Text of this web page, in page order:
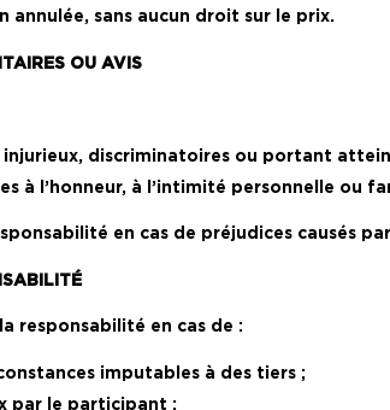
annulée, sans aucun droit sur le prix.
OU AVIS
injurieux, discriminatoires ou portant
à l’honneur, à l’intimité personnelle ou
en cas de préjudices causés
responsabilité en cas de :
imputables à des tiers ;
par le participant ;